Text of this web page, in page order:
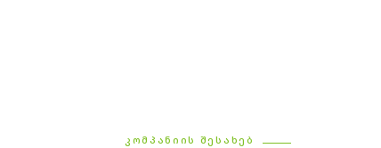
ᲙᲝᲛᲞᲐᲜᲘᲘᲡ ᲨᲔᲡᲐᲮᲔᲑ